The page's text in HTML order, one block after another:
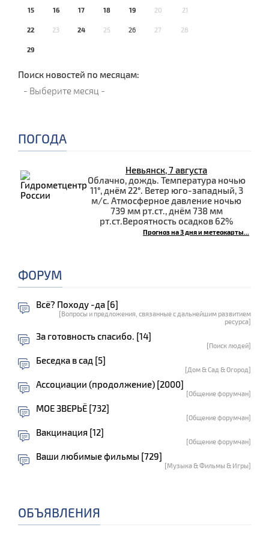
15 16 17 18 19 20 21
22 23 24 25 26 27 28
29
Поиск новостей по месяцам:
ПОГОДА
Невьянск, 7 августа
Облачно, дождь. Температура ночью
11°, днём 22°. Ветер юго-западный, 3
м/с. Атмосферное давление ночью
739 мм рт.ст., днём 738 мм
рт.ст.Вероятность осадков 62%
Прогноз на 3 дня и метеокарты...
ФОРУМ
Всё? Походу -да [6]
[Вопросы и предложения, связанные с дальнейшим развитием
ресурса]
За готовность спасибо. [14]
[Поиск людей]
Беседка в сад [5]
[Дом & Сад & Огород]
Ассоциации (продолжение) [2000]
[Общение форумчан]
МОЕ ЗВЕРЬЁ [732]
[Общение форумчан]
Вакцинация [12]
[Общение форумчан]
Ваши любимые фильмы [729]
[Музыка & Фильмы & Игры]
ОБЪЯВЛЕНИЯ